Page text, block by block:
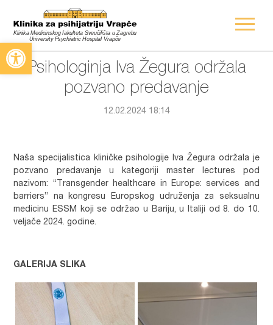
Open toolbar
Psihologinja Iva Žegura održala
pozvano predavanje
12.02.2024 18:14
Naša specijalistica kliničke psihologije Iva Žegura održala je
pozvano predavanje u kategoriji master lectures pod
nazivom: “Transgender healthcare in Europe: services and
barriers” na kongresu Europskog udruženja za seksualnu
medicinu ESSM koji se održao u Bariju, u Italiji od 8. do 10.
veljače 2024. godine.
GALERIJA SLIKA